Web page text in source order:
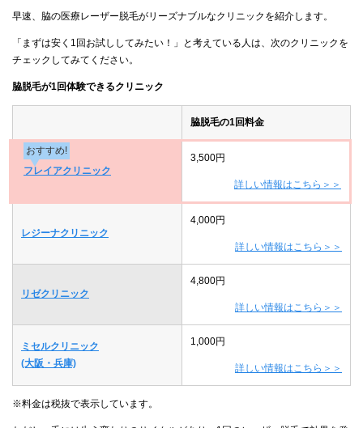
早速、脇の医療レーザー脱毛がリーズナブルなクリニックを紹介します。
「まずは安く1回お試ししてみたい！」と考えている人は、次のクリニックを
チェックしてみてください。
脇脱毛が1回体験できるクリニック
脇脱毛の1回料金
おすすめ!
フレイアクリニック
3,500円
詳しい情報はこちら＞＞
レジーナクリニック
4,000円
詳しい情報はこちら＞＞
リゼクリニック
4,800円
詳しい情報はこちら＞＞
ミセルクリニック
(大阪・兵庫)
1,000円
詳しい情報はこちら＞＞
※料金は税抜で表示しています。